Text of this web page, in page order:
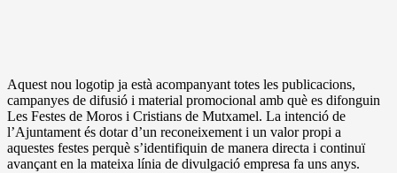
Aquest nou logotip ja està acompanyant totes les publicacions,
campanyes de difusió i material promocional amb què es difonguin
Les Festes de Moros i Cristians de Mutxamel. La intenció de
l’Ajuntament és dotar d’un reconeixement i un valor propi a
aquestes festes perquè s’identifiquin de manera directa i continuï
avançant en la mateixa línia de divulgació empresa fa uns anys.